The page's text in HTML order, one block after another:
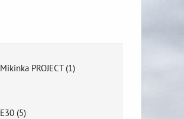
Mikinka PROJECT (1)
E30 (5)